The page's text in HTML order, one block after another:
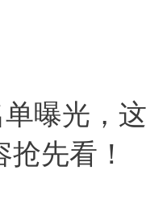
曝光，
先看！